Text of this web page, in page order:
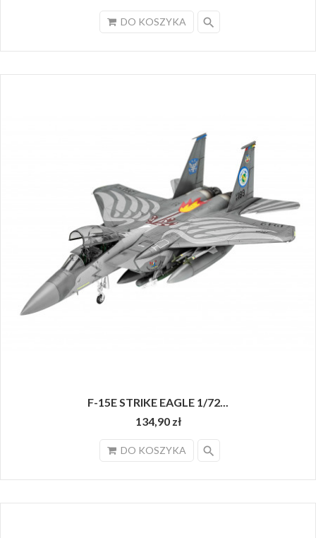
DO KOSZYKA search
F-15E STRIKE EAGLE 1/72...
134,90 zł
DO KOSZYKA search